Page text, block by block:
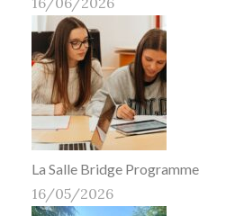
La Salle Bridge Programme
16/05/2026